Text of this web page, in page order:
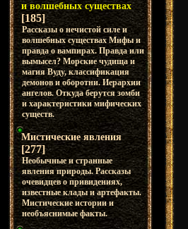
и волшебных существах
[185]
Рассказы о нечистой силе и
волшебных существах Мифы и
правда о вампирах. Правда или
вымысел? Морские чудища и
магия Вуду, классификация
демонов и оборотни. Иерархии
ангелов. Откуда берутся зомби
и характеристики мифических
существ.
Мистические явления
[277]
Необычные и странные
явления природы. Рассказы
очевидцев о привидениях,
известные клады и артефакты.
Мистические истории и
необъяснимые факты.